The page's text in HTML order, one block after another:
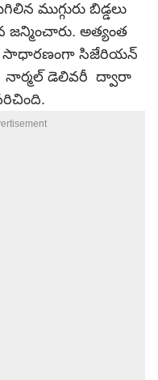
ముగ్గురు బిడ్డలు
జన్మించారు. అత్యంత
సాధారణంగా సిజేరియన్
నార్మల్ డెలివరీ ద్వారా